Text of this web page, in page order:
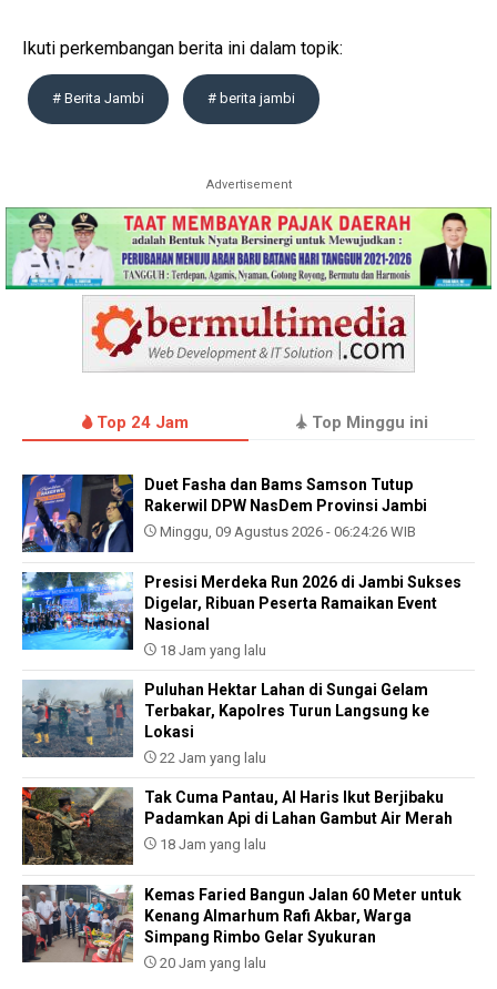
Ikuti perkembangan berita ini dalam topik:
# Berita Jambi # berita jambi
Advertisement
Top 24 Jam Top Minggu ini
Duet Fasha dan Bams Samson Tutup
Rakerwil DPW NasDem Provinsi Jambi
Minggu, 09 Agustus 2026 - 06:24:26 WIB
Presisi Merdeka Run 2026 di Jambi Sukses
Digelar, Ribuan Peserta Ramaikan Event
Nasional
18 Jam yang lalu
Puluhan Hektar Lahan di Sungai Gelam
Terbakar, Kapolres Turun Langsung ke
Lokasi
22 Jam yang lalu
Tak Cuma Pantau, Al Haris Ikut Berjibaku
Padamkan Api di Lahan Gambut Air Merah
18 Jam yang lalu
Kemas Faried Bangun Jalan 60 Meter untuk
Kenang Almarhum Rafi Akbar, Warga
Simpang Rimbo Gelar Syukuran
20 Jam yang lalu